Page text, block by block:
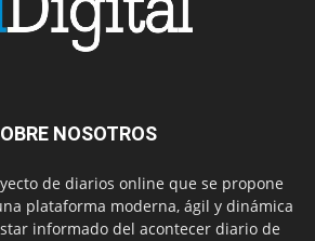
NOSOTROS
de diarios online que se propone
plataforma moderna, ágil y dinámica
informado del acontecer diario de